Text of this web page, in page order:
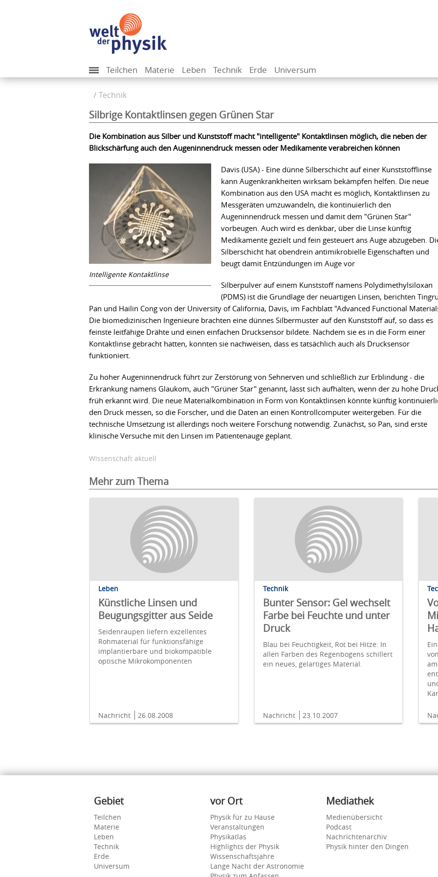
Teilchen Materie Leben Technik Erde Universum
Technik
Silbrige Kontaktlinsen gegen Grünen Star
Die Kombination aus Silber und Kunststoff macht "intelligente" Kontaktlinsen möglich, die neben der
Blickschärfung auch den Augeninnendruck messen oder Medikamente verabreichen können
Intelligente Kontaktlinse
Davis (USA) - Eine dünne Silberschicht auf einer Kunststofflinse
kann Augenkrankheiten wirksam bekämpfen helfen. Die neue
Kombination aus den USA macht es möglich, Kontaktlinsen zu
Messgeräten umzuwandeln, die kontinuierlich den
Augeninnendruck messen und damit dem "Grünen Star"
vorbeugen. Auch wird es denkbar, über die Linse künftig
Medikamente gezielt und fein gesteuert ans Auge abzugeben.
Silberschicht hat obendrein antimikrobielle Eigenschaften und
beugt damit Entzündungen im Auge vor
Silberpulver auf einem Kunststoff namens Polydimethylsiloxan
(PDMS) ist die Grundlage der neuartigen Linsen, berichten
Pan und Hailin Cong von der University of California, Davis, im Fachblatt "Advanced Functional
Die biomedizinischen Ingenieure brachten eine dünnes Silbermuster auf den Kunststoff auf, so dass es
feinste leitfähige Drähte und einen einfachen Drucksensor bildete. Nachdem sie es in die Form einer
Kontaktlinse gebracht hatten, konnten sie nachweisen, dass es tatsächlich auch als Drucksensor
funktioniert.
Zu hoher Augeninnendruck führt zur Zerstörung von Sehnerven und schließlich zur Erblindung - die
Erkrankung namens Glaukom, auch "Grüner Star" genannt, lässt sich aufhalten, wenn der zu hohe
früh erkannt wird. Die neue Materialkombination in Form von Kontaktlinsen könnte künftig
den Druck messen, so die Forscher, und die Daten an einen Kontrollcomputer weitergeben. Für die
technische Umsetzung ist allerdings noch weitere Forschung notwendig. Zunächst, so Pan, sind erste
klinische Versuche mit den Linsen im Patientenauge geplant.
Wissenschaft aktuell
Mehr zum Thema
Leben
Künstliche Linsen und
Beugungsgitter aus Seide
Seidenraupen liefern exzellentes
Rohmaterial für funktionsfähige
implantierbare und biokompatible
optische Mikrokomponenten
Nachricht 26.08.2008
Technik
Bunter Sensor: Gel wechselt
Farbe bei Feuchte und unter
Druck
Blau bei Feuchtigkeit, Rot bei Hitze: In
allen Farben des Regenbogens schillert
ein neues, gelartiges Material.
Nachricht 23.10.2007
Inhalte
Gebiet
Teilchen
Materie
Leben
Technik
Erde
Universum
vor Ort
Physik für zu Hause
Veranstaltungen
Physikatlas
Highlights der Physik
Wissenschaftsjahre
Lange Nacht der Astronomie
Mediathek
Medienübersicht
Podcast
Nachrichtenarchiv
Physik hinter den Dingen